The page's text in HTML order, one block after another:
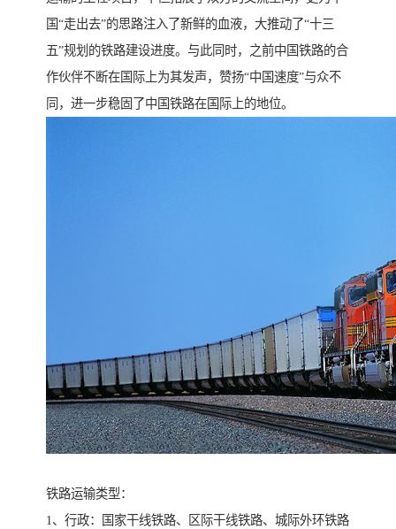
国“走出去”的思路注入了新鲜的血液，大推动了“十三
五”规划的铁路建设进度。与此同时，之前中国铁路的合
作伙伴不断在国际上为其发声，赞扬“中国速度”与众不
同，进一步稳固了中国铁路在国际上的地位。
铁路运输类型：
1、行政：国家干线铁路、区际干线铁路、城际外环铁路